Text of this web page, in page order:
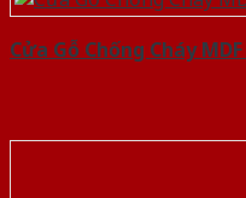
Cửa Gỗ Chống Cháy